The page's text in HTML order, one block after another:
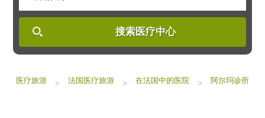
搜索医疗中心
医疗旅游 > 法国医疗旅游 > 在法国中的医院 > 阿尔玛诊所